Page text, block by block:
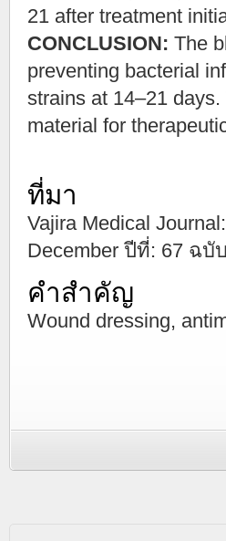
21 after treatment
CONCLUSION: The
preventing bacterial
strains at 14–21
material for
ที่มา
Vajira Medical
December ปีที่: 67 ฉบั
คำสำคัญ
Wound dressing,